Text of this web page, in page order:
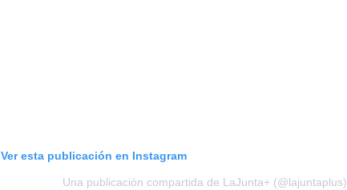
Ver esta publicación en Instagram
Una publicación compartida de LaJunta+ (@lajuntaplus)